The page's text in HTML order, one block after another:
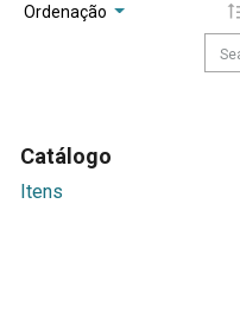
Ordenação
Catálogo
Itens